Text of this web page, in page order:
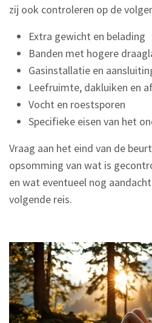
zij ook controleren op de
Extra gewicht en belading
Banden met hogere
Gasinstallatie en
Leefruimte, dakluiken en
Vocht en roestsporen
Specifieke eisen van het
Vraag aan het eind van de
opsomming van wat is
en wat eventueel nog
volgende reis.